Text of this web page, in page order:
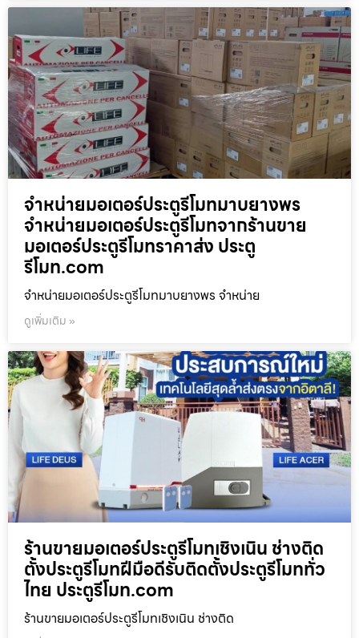
จำหน่ายมอเตอร์ประตูรีโมทมาบยางพร
จำหน่ายมอเตอร์ประตูรีโมทจากร้านขาย
มอเตอร์ประตูรีโมทราคาส่ง ประตู
รีโมท.com
จำหน่ายมอเตอร์ประตูรีโมทมาบยางพร จำหน่าย
ดูเพิ่มเติม »
ร้านขายมอเตอร์ประตูรีโมทเชิงเนิน ช่างติด
ตั้งประตูรีโมทฝีมือดีรับติดตั้งประตูรีโมททั่ว
ไทย ประตูรีโมท.com
ร้านขายมอเตอร์ประตูรีโมทเชิงเนิน ช่างติด